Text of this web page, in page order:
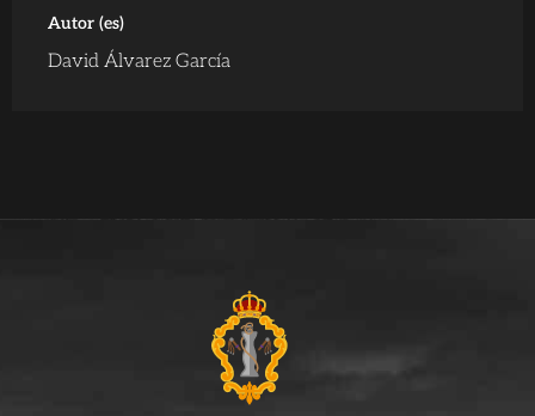
Autor (es)
David Álvarez García